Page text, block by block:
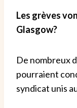
Les grèves
Glasgow?
De nombreux
pourraient
syndicat unis